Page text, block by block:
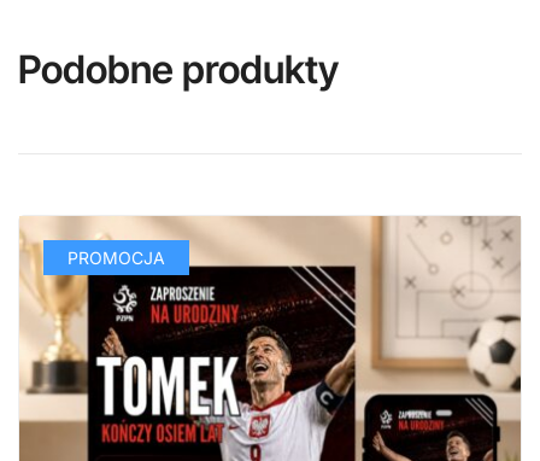
Podobne produkty
PROMOCJA